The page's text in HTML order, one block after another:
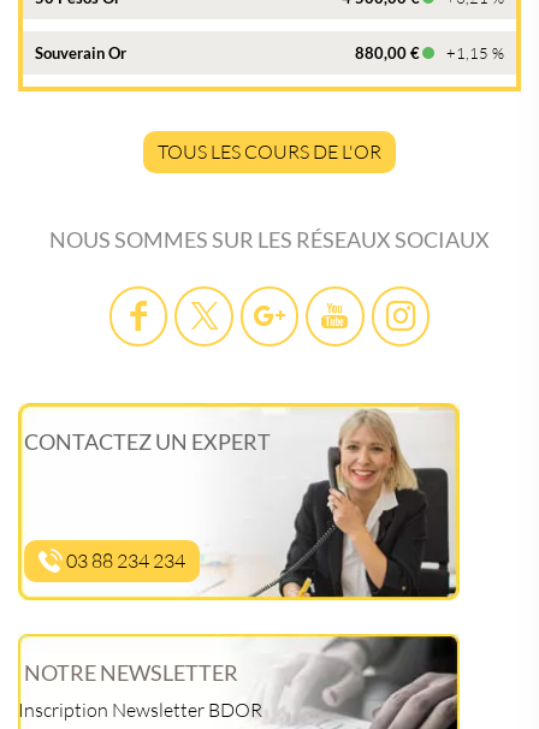
Souverain Or 880,00 € +1,15 %
TOUS LES COURS DE L'OR
NOUS SOMMES SUR LES RÉSEAUX SOCIAUX
CONTACTEZ UN EXPERT
03 88 234 234
NOTRE NEWSLETTER
Inscription Newsletter BDOR